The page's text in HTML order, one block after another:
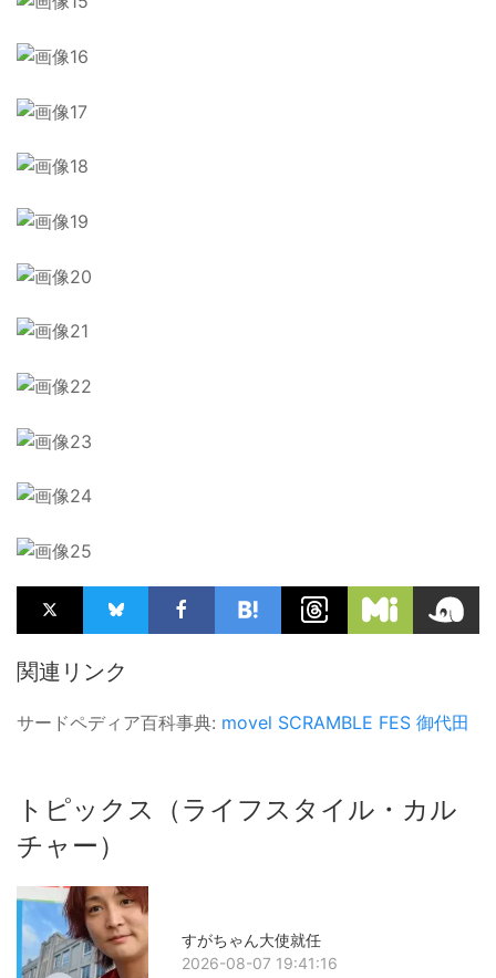
関連リンク
サードペディア百科事典: movel SCRAMBLE FES 御代田
トピックス（ライフスタイル・カル
チャー）
すがちゃん大使就任
2026-08-07 19:41:16